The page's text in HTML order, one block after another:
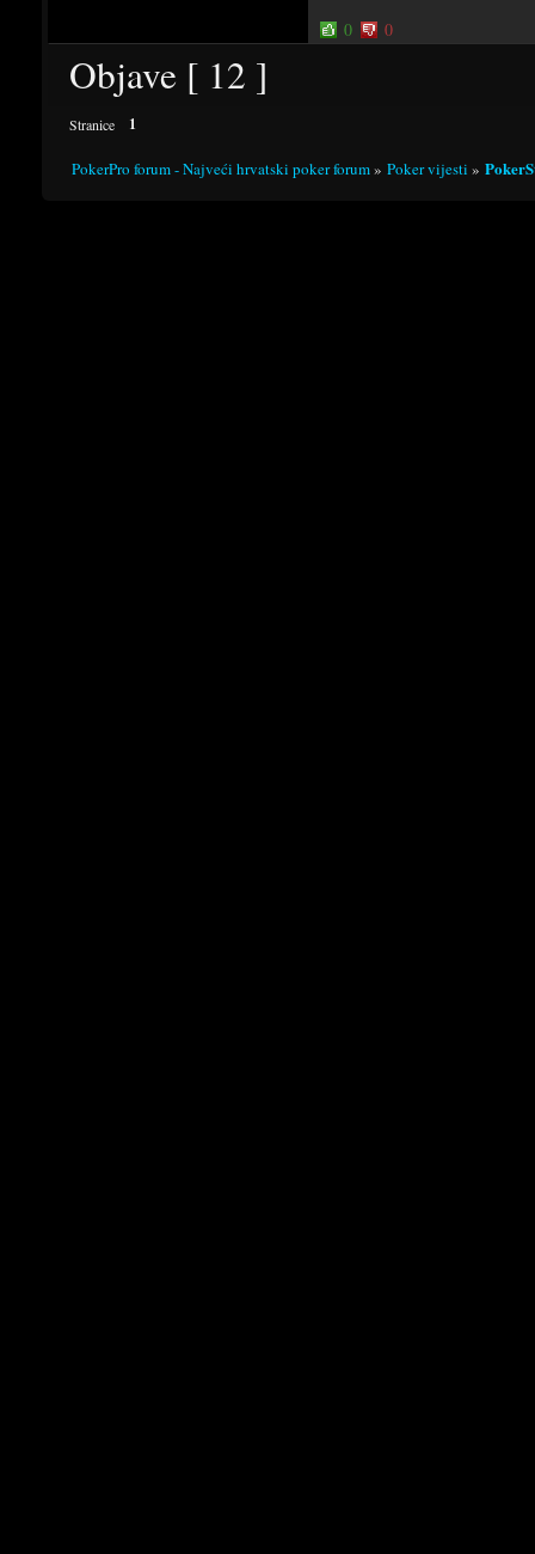
0 0
Objave [ 12 ]
Stranice 1
PokerPro forum - Najveći hrvatski poker forum» Poker vijesti »